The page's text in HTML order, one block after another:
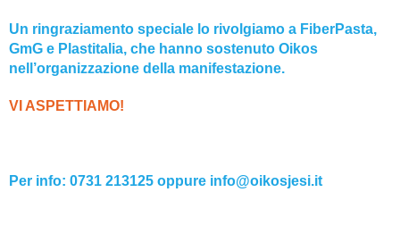
Un ringraziamento speciale lo rivolgiamo a FiberPasta,
GmG e Plastitalia, che hanno sostenuto Oikos
nell’organizzazione della manifestazione.
VI ASPETTIAMO!
Per info: 0731 213125 oppure info@oikosjesi.it